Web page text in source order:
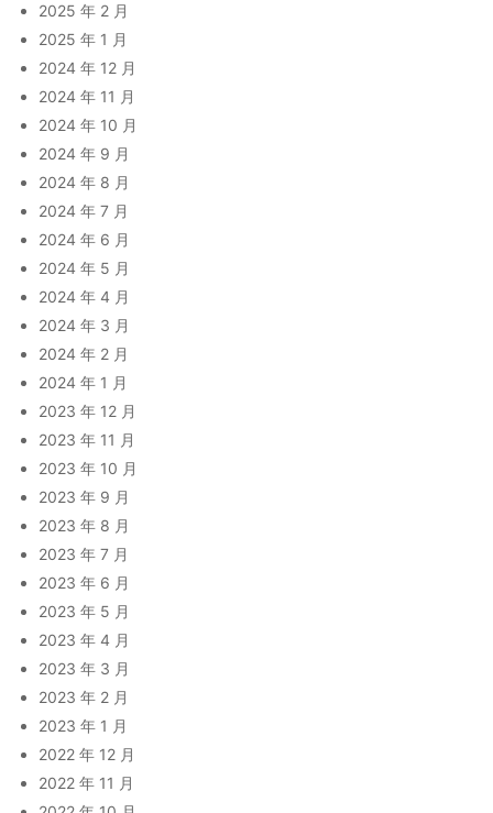
2025 年 2 月
2025 年 1 月
2024 年 12 月
2024 年 11 月
2024 年 10 月
2024 年 9 月
2024 年 8 月
2024 年 7 月
2024 年 6 月
2024 年 5 月
2024 年 4 月
2024 年 3 月
2024 年 2 月
2024 年 1 月
2023 年 12 月
2023 年 11 月
2023 年 10 月
2023 年 9 月
2023 年 8 月
2023 年 7 月
2023 年 6 月
2023 年 5 月
2023 年 4 月
2023 年 3 月
2023 年 2 月
2023 年 1 月
2022 年 12 月
2022 年 11 月